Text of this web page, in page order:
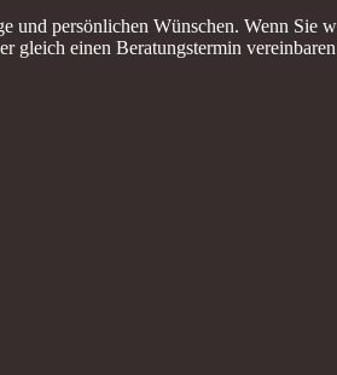
und persönlichen Wünschen. Wenn Sie
gleich einen Beratungstermin